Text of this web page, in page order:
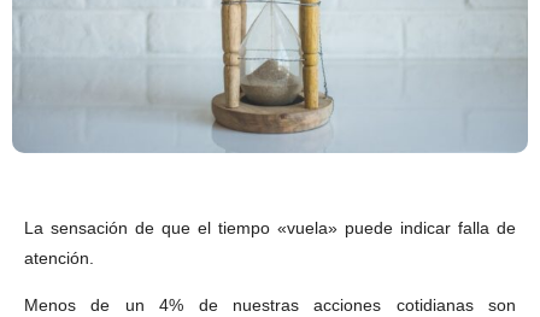
La sensación de que el tiempo «vuela» puede indicar falla de
atención.
Menos de un 4% de nuestras acciones cotidianas son